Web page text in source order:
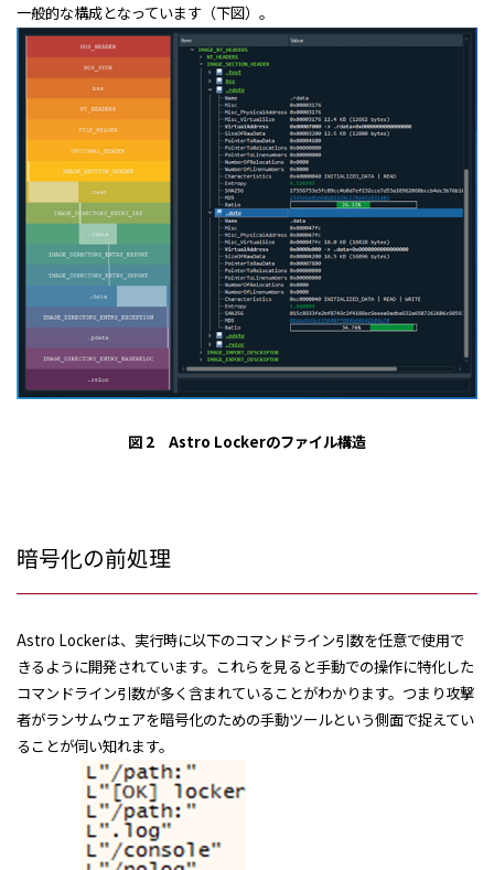
一般的な構成となっています（下図）。
図 2 Astro Lockerのファイル構造
暗号化の前処理
Astro Lockerは、実行時に以下のコマンドライン引数を任意で使用で
きるように開発されています。これらを見ると手動での操作に特化した
コマンドライン引数が多く含まれていることがわかります。つまり攻撃
者がランサムウェアを暗号化のための手動ツールという側面で捉えてい
ることが伺い知れます。